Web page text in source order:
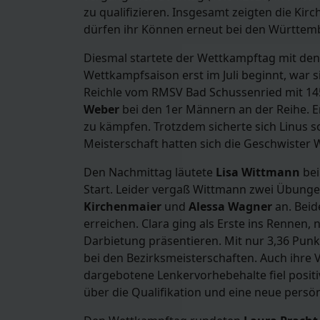
zu qualifizieren. Insgesamt zeigten die
dürfen ihr Können erneut bei den
Diesmal startete der Wettkampftag mit
Wettkampfsaison erst im Juli beginnt, war
Reichle vom RMSV Bad Schussenried mit
Weber bei den 1er Männern an der Reihe.
zu kämpfen. Trotzdem sicherte sich Linus
Meisterschaft hatten sich die Geschwister
Den Nachmittag läutete Lisa Wittmann
Start. Leider vergaß Wittmann zwei
Kirchenmaier und Alessa Wagner an.
erreichen. Clara ging als Erste ins
Darbietung präsentieren. Mit nur 3,36
bei den Bezirksmeisterschaften. Auch ihre
dargebotene Lenkervorhebehalte fiel
über die Qualifikation und eine neue